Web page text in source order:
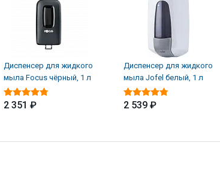
Диспенсер для жидкого
мыла Focus чёрный, 1 л
2 351 ₽
Диспенсер для жидкого
мыла Jofel белый, 1 л
2 539 ₽